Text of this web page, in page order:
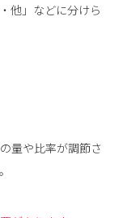
他」などに分けら
量や比率が調節さ